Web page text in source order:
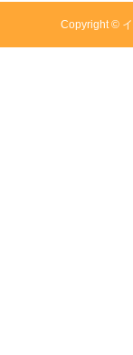
Copyright ©